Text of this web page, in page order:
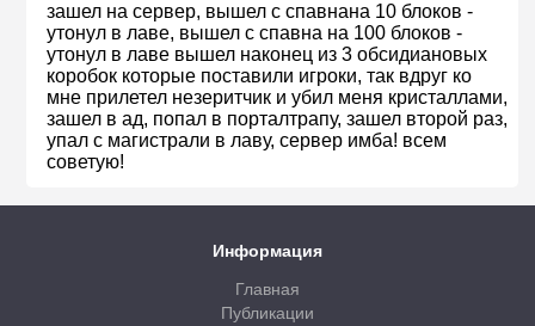
зашел на сервер, вышел с спавнана 10 блоков -
утонул в лаве, вышел с спавна на 100 блоков -
утонул в лаве вышел наконец из 3 обсидиановых
коробок которые поставили игроки, так вдруг ко
мне прилетел незеритчик и убил меня кристаллами,
зашел в ад, попал в порталтрапу, зашел второй раз,
упал с магистрали в лаву, сервер имба! всем
советую!
Информация
Главная
Публикации